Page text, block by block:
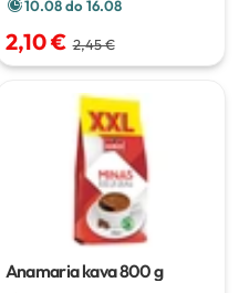
10.08 do 16.08
2,10 € 2,45 €
Anamaria kava800 g